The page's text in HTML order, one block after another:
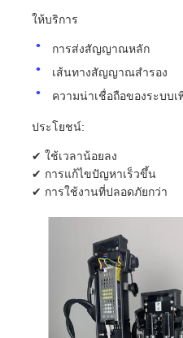
ให้บริการ
การส่งสัญญาณหลัก
เส้นทางสัญญาณสํารอง
ความน่าเชื่อถือของระบบ
ประโยชน์:
✔ ใช้เวลาน้อยลง
✔ การแก้ไขปัญหาเร็วขึ้น
✔ การใช้งานที่ปลอดภัยกว่า